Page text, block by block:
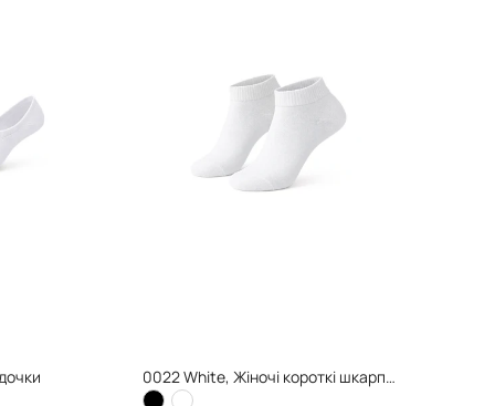
0022 White, Жіночі короткі шкарпетки